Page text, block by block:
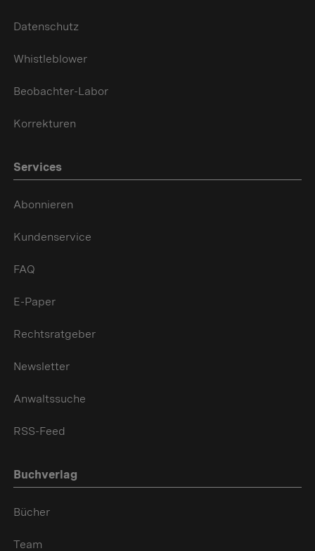
Datenschutz
Whistleblower
Beobachter-Labor
Korrekturen
Services
Abonnieren
Kundenservice
FAQ
E-Paper
Rechtsratgeber
Newsletter
Anwaltssuche
RSS-Feed
Buchverlag
Bücher
Team